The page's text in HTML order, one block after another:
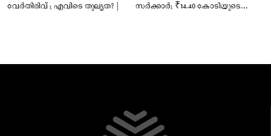
വേർതിരിവ് ; എവിടെ തുല്യത? |
സർക്കാർ; ₹14.40 കോടിയുടെ